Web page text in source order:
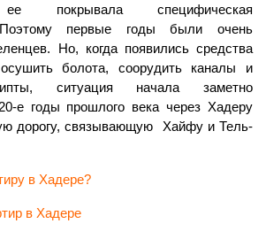
ее покрывала специфическая
Поэтому первые годы были очень
Но, когда появились средства
болота, соорудить каналы и
ситуация начала заметно
е годы прошлого века через Хадеру
дорогу, связывающую  Хайфу и Тель-
в Хадере?
в Хадере